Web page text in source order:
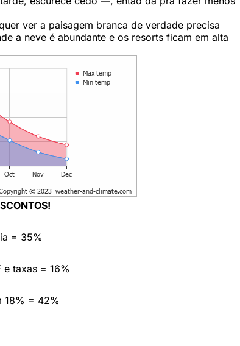
ver a paisagem branca de verdade precisa
a neve é abundante e os resorts ficam em alta
= 35%
taxas = 16%
18% = 42%